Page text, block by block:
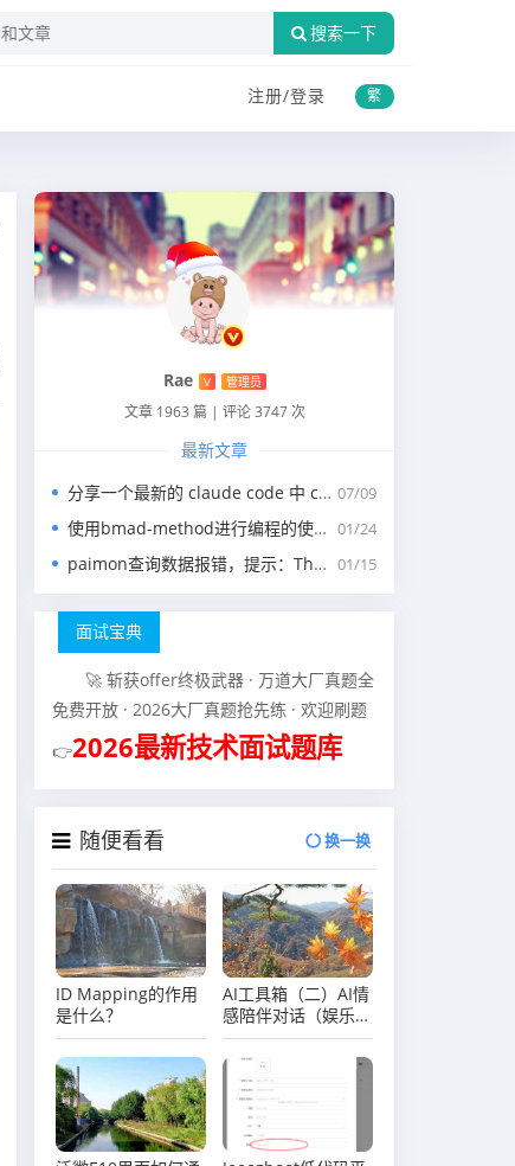
搜索一下
注册/登录 繁
Rae V 管理员
文章 1963 篇 | 评论 3747 次
最新文章
07/09
分享一个最新的 claude code 中 claude.md 写代码的规约文件
01/24
使用bmad-method进行编程的使用指南
01/15
paimon查询数据报错，提示：The specified scan snapshotId 15845 is out of available snapshotId range [17875, 178
面试宝典
🚀 斩获offer终极武器 · 万道大厂真题全
免费开放 · 2026大厂真题抢先练 · 欢迎刷题
👉2026最新技术面试题库
随便看看 换一换
ID Mapping的作用
是什么？
AI工具箱（二）AI情
感陪伴对话（娱乐）
类工具整理